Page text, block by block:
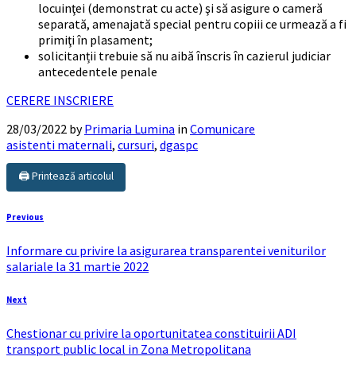
locuinţei (demonstrat cu acte) şi să asigure o cameră
separată, amenajată special pentru copiii ce urmează a fi
primiţi în plasament;
solicitanții trebuie să nu aibă înscris în cazierul judiciar
antecedentele penale
CERERE INSCRIERE
28/03/2022 byPrimaria Lumina in Comunicare
asistenti maternali, cursuri, dgaspc
🖨️ Printează articolul
Previous
Informare cu privire la asigurarea transparentei veniturilor
salariale la 31 martie 2022
Next
Chestionar cu privire la oportunitatea constituirii ADI
transport public local in Zona Metropolitana